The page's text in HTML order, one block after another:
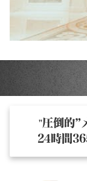
”圧倒的”
24時間